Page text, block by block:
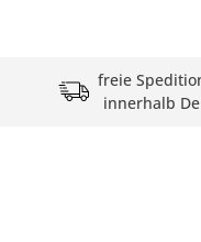
freie
innerhalb